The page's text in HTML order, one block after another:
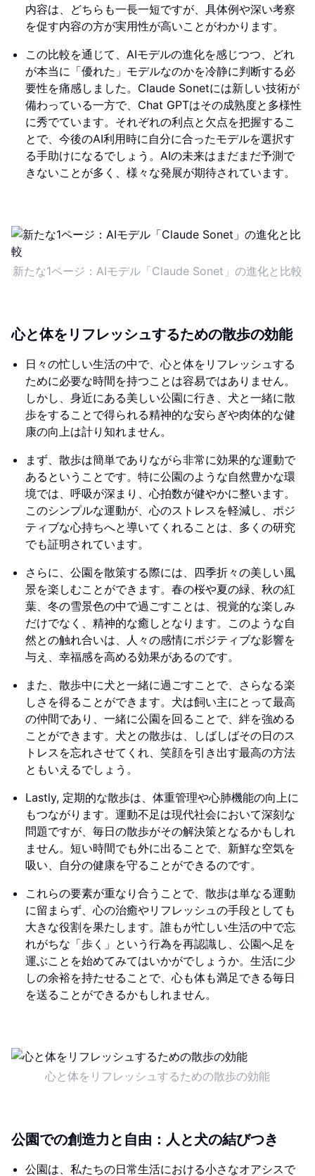
内容は、どちらも一長一短ですが、具体例や深い考察
を促す内容の方が実用性が高いことがわかります。
この比較を通じて、AIモデルの進化を感じつつ、どれ
が本当に「優れた」モデルなのかを冷静に判断する必
要性を痛感しました。Claude Sonetには新しい技術が
備わっている一方で、Chat GPTはその成熟度と多様性
に秀でています。それぞれの利点と欠点を把握するこ
とで、今後のAI利用時に自分に合ったモデルを選択す
る手助けになるでしょう。AIの未来はまだまだ予測で
きないことが多く、様々な発展が期待されています。
新たな1ページ：AIモデル「Claude Sonet」の進化と比較
心と体をリフレッシュするための散歩の効能
日々の忙しい生活の中で、心と体をリフレッシュする
ために必要な時間を持つことは容易ではありません。
しかし、身近にある美しい公園に行き、犬と一緒に散
歩をすることで得られる精神的な安らぎや肉体的な健
康の向上は計り知れません。
まず、散歩は簡単でありながら非常に効果的な運動で
あるということです。特に公園のような自然豊かな環
境では、呼吸が深まり、心拍数が健やかに整います。
このシンプルな運動が、心のストレスを軽減し、ポジ
ティブな心持ちへと導いてくれることは、多くの研究
でも証明されています。
さらに、公園を散策する際には、四季折々の美しい風
景を楽しむことができます。春の桜や夏の緑、秋の紅
葉、冬の雪景色の中で過ごすことは、視覚的な楽しみ
だけでなく、精神的な癒しとなります。このような自
然との触れ合いは、人々の感情にポジティブな影響を
与え、幸福感を高める効果があるのです。
また、散歩中に犬と一緒に過ごすことで、さらなる楽
しさを得ることができます。犬は飼い主にとって最高
の仲間であり、一緒に公園を回ることで、絆を強める
ことができます。犬との散歩は、しばしばその日のス
トレスを忘れさせてくれ、笑顔を引き出す最高の方法
ともいえるでしょう。
Lastly, 定期的な散歩は、体重管理や心肺機能の向上に
もつながります。運動不足は現代社会において深刻な
問題ですが、毎日の散歩がその解決策となるかもしれ
ません。短い時間でも外に出ることで、新鮮な空気を
吸い、自分の健康を守ることができるのです。
これらの要素が重なり合うことで、散歩は単なる運動
に留まらず、心の治癒やリフレッシュの手段としても
大きな役割を果たします。誰もが忙しい生活の中で忘
れがちな「歩く」という行為を再認識し、公園へ足を
運ぶことを始めてみてはいかがでしょうか。生活に少
しの余裕を持たせることで、心も体も満足できる毎日
を送ることができるかもしれません。
心と体をリフレッシュするための散歩の効能
公園での創造力と自由：人と犬の結びつき
公園は、私たちの日常生活における小さなオアシスで